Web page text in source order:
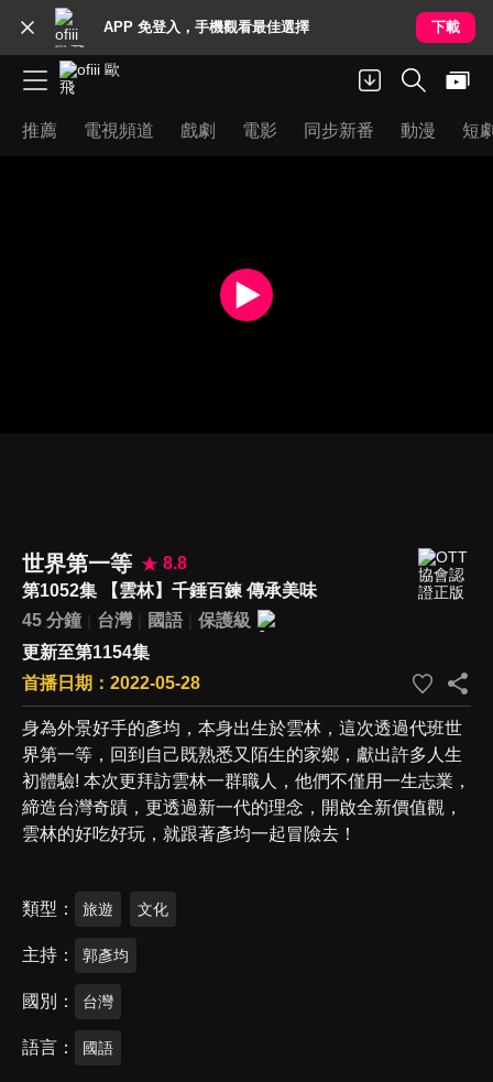
APP 免登入，手機觀看最佳選擇 下載
推薦 電視頻道 戲劇 電影 同步新番 動漫 短
世界第一等
8.8
第1052集 【雲林】千錘百鍊 傳承美味
45 分鐘
台灣 國語
保護級
更新至第1154集
首播日期：2022-05-28
身為外景好手的彥均，本身出生於雲林，這次透過代班世
界第一等，回到自己既熟悉又陌生的家鄉，獻出許多人生
初體驗! 本次更拜訪雲林一群職人，他們不僅用一生志業，
締造台灣奇蹟，更透過新一代的理念，開啟全新價值觀，
雲林的好吃好玩，就跟著彥均一起冒險去！
類型 旅遊 文化
主持 郭彥均
國別 台灣
語言 國語